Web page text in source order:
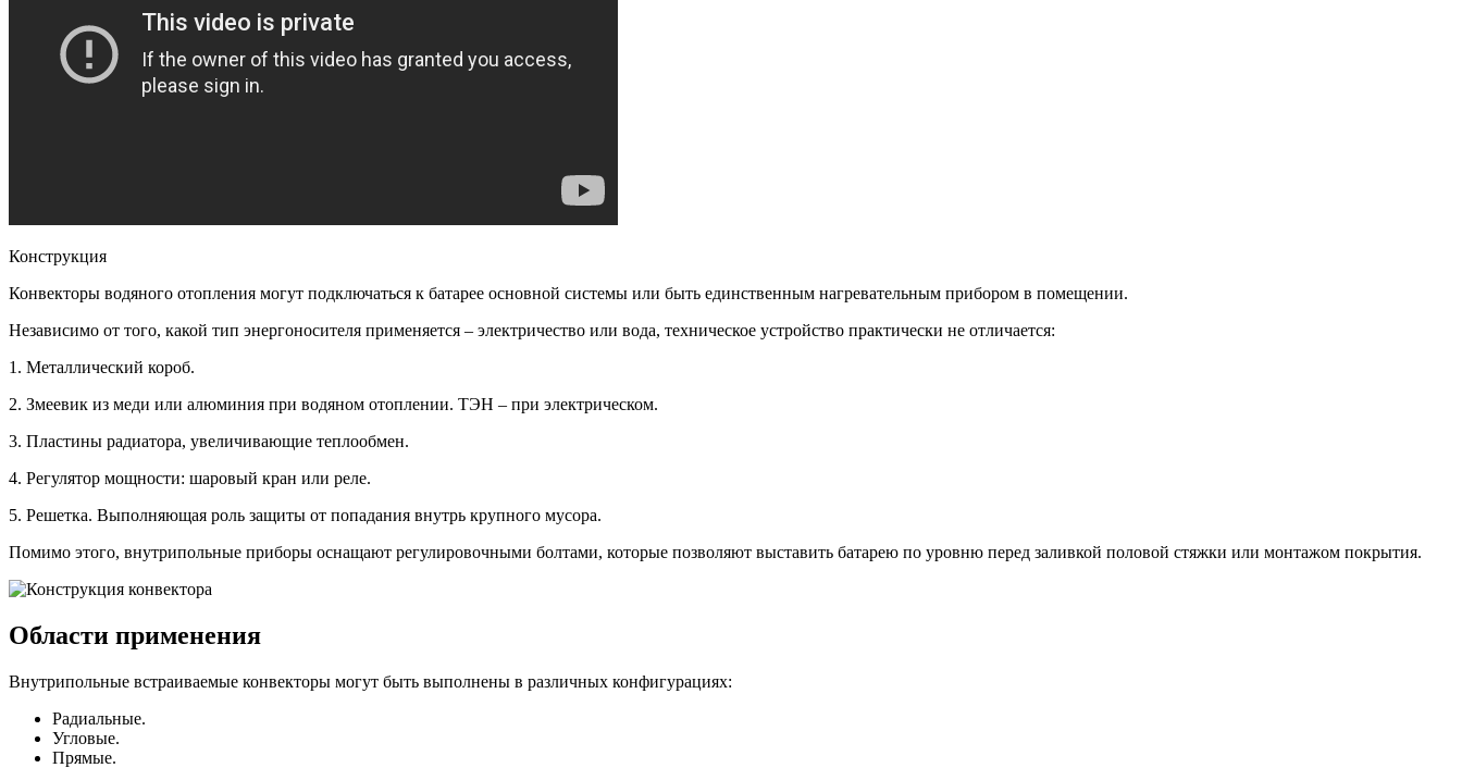
Конструкция
Конвекторы водяного отопления могут подключаться к батарее основной системы или быть единственным нагревательным прибором в помещении.
Независимо от того, какой тип энергоносителя применяется – электричество или вода, техническое устройство практически не отличается:
1. Металлический короб.
2. Змеевик из меди или алюминия при водяном отоплении. ТЭН – при электрическом.
3. Пластины радиатора, увеличивающие теплообмен.
4. Регулятор мощности: шаровый кран или реле.
5. Решетка. Выполняющая роль защиты от попадания внутрь крупного мусора.
Помимо этого, внутрипольные приборы оснащают регулировочными болтами, которые позволяют выставить батарею по уровню перед заливкой половой стяжки или монтажом покрытия.
Области применения
Внутрипольные встраиваемые конвекторы могут быть выполнены в различных конфигурациях:
Радиальные.
Угловые.
Прямые.